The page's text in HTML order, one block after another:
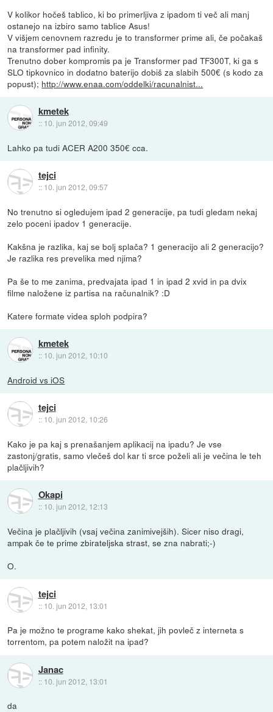
V kolikor hočeš tablico, ki bo primerljiva z ipadom ti več ali manj
ostanejo na izbiro samo tablice Asus!
V višjem cenovnem razredu je to transformer prime ali, če počakaš
na transformer pad infinity.
Trenutno dober kompromis pa je Transformer pad TF300T, ki ga s
SLO tipkovnico in dodatno baterijo dobiš za slabih 500€ (s kodo za
popust); http://www.enaa.com/oddelki/racunalnist...
kmetek
:: 10. jun 2012, 09:49
Lahko pa tudi ACER A200 350€ cca.
tejci
:: 10. jun 2012, 09:57
No trenutno si ogledujem ipad 2 generacije, pa tudi gledam nekaj
zelo poceni ipadov 1 generacije.
Kakšna je razlika, kaj se bolj splača? 1 generacijo ali 2 generacijo?
Je razlika res prevelika med njima?
Pa še to me zanima, predvajata ipad 1 in ipad 2 xvid in pa dvix
filme naložene iz partisa na računalnik? :D
Katere formate videa sploh podpira?
kmetek
:: 10. jun 2012, 10:10
Android vs iOS
tejci
:: 10. jun 2012, 10:26
Kako je pa kaj s prenašanjem aplikacij na ipadu? Je vse
zastonj/gratis, samo vlečeš dol kar ti srce poželi ali je večina le teh
plačljivih?
Okapi
:: 10. jun 2012, 12:13
Večina je plačljivih (vsaj večina zanimivejših). Sicer niso dragi,
ampak če te prime zbirateljska strast, se zna nabrati;-)
O.
tejci
:: 10. jun 2012, 13:01
Pa je možno te programe kako shekat, jih povleč z interneta s
torrentom, pa potem naložit na ipad?
Janac
:: 10. jun 2012, 13:01
da